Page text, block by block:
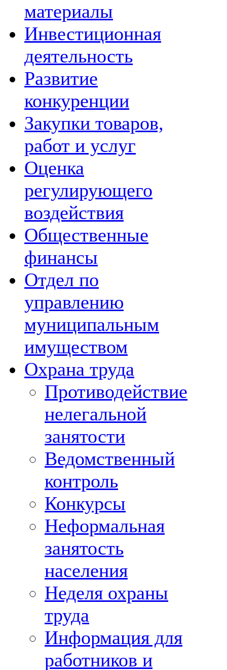
материалы
Инвестиционная
деятельность
Развитие
конкуренции
Закупки товаров,
работ и услуг
Оценка
регулирующего
воздействия
Общественные
финансы
Отдел по
управлению
муниципальным
имуществом
Охрана труда
Противодействие
нелегальной
занятости
Ведомственный
контроль
Конкурсы
Неформальная
занятость
населения
Неделя охраны
труда
Информация для
работников и